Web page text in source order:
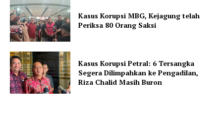
Kasus Korupsi MBG, Kejagung telah
Periksa 80 Orang Saksi
Kasus Korupsi Petral: 6 Tersangka
Segera Dilimpahkan ke Pengadilan,
Riza Chalid Masih Buron